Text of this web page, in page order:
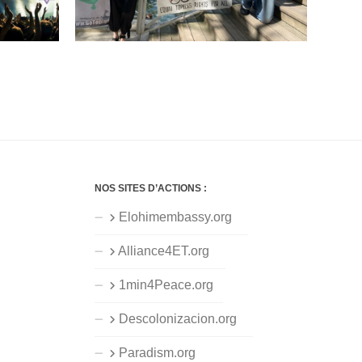
NOS SITES D’ACTIONS :
Elohimembassy.org
Alliance4ET.org
1min4Peace.org
Descolonizacion.org
Paradism.org